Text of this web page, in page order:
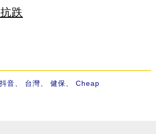
跌
抖音 台灣 健保 Cheap